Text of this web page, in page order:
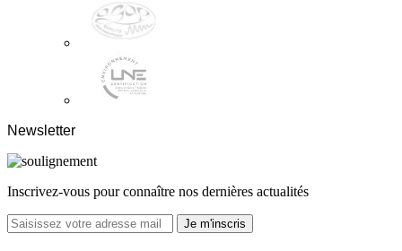
Newsletter
Inscrivez-vous pour connaître nos dernières actualités
Je m'inscris